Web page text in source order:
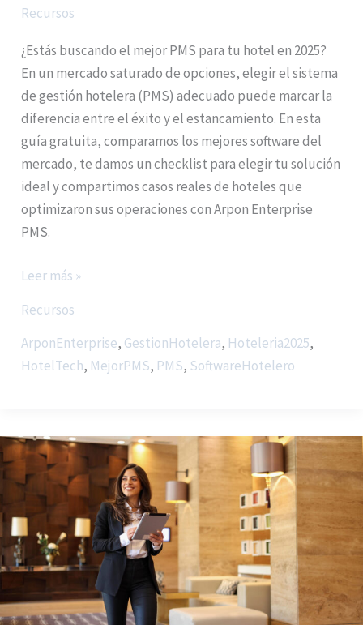
Recursos
¿Estás buscando el mejor PMS para tu hotel en 2025?
En un mercado saturado de opciones, elegir el sistema
de gestión hotelera (PMS) adecuado puede marcar la
diferencia entre el éxito y el estancamiento. En esta
guía gratuita, comparamos los mejores software del
mercado, te damos un checklist para elegir tu solución
ideal y compartimos casos reales de hoteles que
optimizaron sus operaciones con Arpon Enterprise
PMS.
Leer más »
Recursos
ArponEnterprise, GestionHotelera, Hoteleria2025,
HotelTech, MejorPMS, PMS, SoftwareHotelero
ArpónEnterprise
+
Rategain